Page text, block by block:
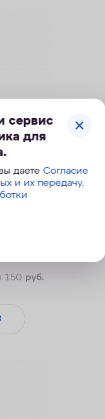
Сити 0.35 л
бутылки 0.35 л
150 руб.
сервис
для
даетеСогласие
и их передачу.